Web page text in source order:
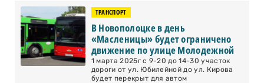
ТРАНСПОРТ
В Новополоцке в день
«Масленицы» будет ограничено
движение по улице Молодежной
1 марта 2025г с 9-20 до 14-30 участок
дороги от ул. Юбилейной до ул. Кирова
будет перекрыт для автом